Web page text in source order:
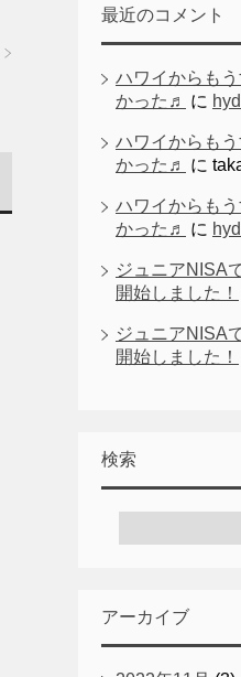
最近のコメント
ハワイからも
かった♬
に
ハワイからも
かった♬
に
ハワイからも
かった♬
に
ジュニアNISA
開始しました！
ジュニアNISA
開始しました！
検索
アーカイブ